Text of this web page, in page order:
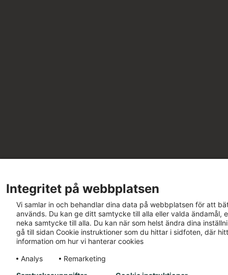
Integritet på webbplatsen
Vi samlar in och behandlar dina data på webbplatsen för att
används. Du kan ge ditt samtycke till alla eller valda ändamål,
neka samtycke till alla. Du kan när som helst ändra dina
gå till sidan Cookie instruktioner som du hittar i sidfoten, där
information om hur vi hanterar cookies
Analys
Remarketing